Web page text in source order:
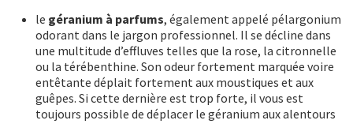
le géranium à parfums, également appelé pélargonium
odorant dans le jargon professionnel. Il se décline dans
une multitude d’effluves telles que la rose, la citronnelle
ou la térébenthine. Son odeur fortement marquée voire
entêtante déplait fortement aux moustiques et aux
guêpes. Si cette dernière est trop forte, il vous est
toujours possible de déplacer le géranium aux alentours